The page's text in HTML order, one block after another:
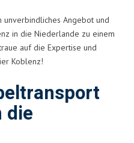
unverbindliches Angebot und
in die Niederlande zu einem
auf die Expertise und
Koblenz!
die